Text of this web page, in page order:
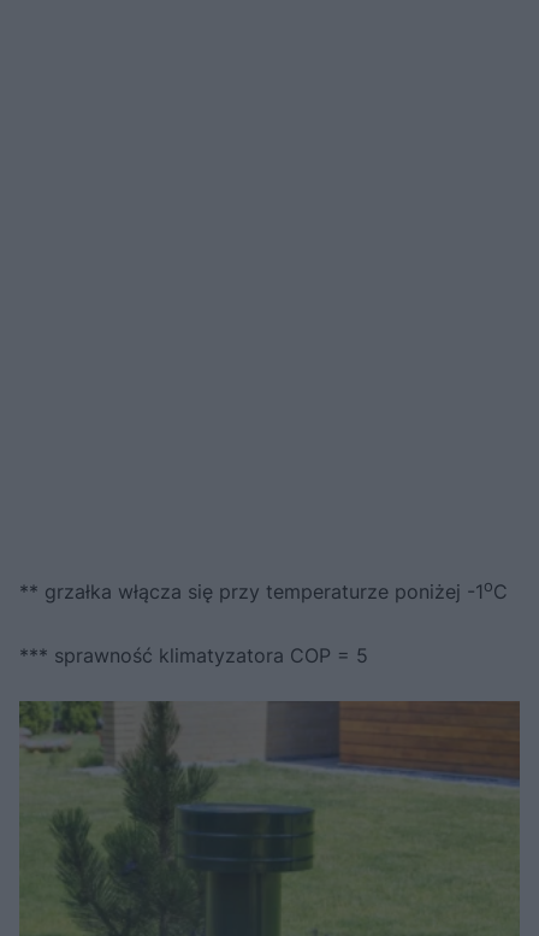
** grzałka włącza się przy temperaturze poniżej -1oC
*** sprawność klimatyzatora COP = 5